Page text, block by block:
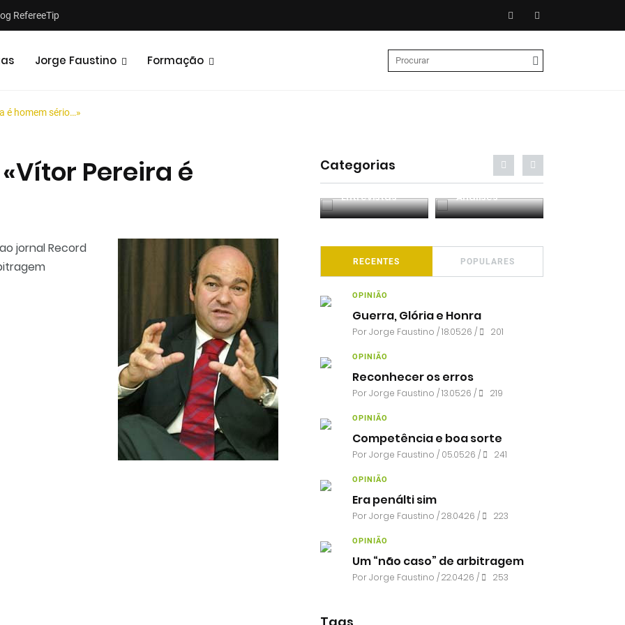
RefereeTip
Jorge Faustino Formação
é homem sério…»
Pereira é
jornal Record
Categorias
Entrevistas Análises
RECENTES POPULARES
OPINIÃO
Guerra, Glória e Honra
PorJorge Faustino / 18.05.26 / 201
OPINIÃO
Reconhecer os erros
PorJorge Faustino / 13.05.26 / 219
OPINIÃO
Competência e boa sorte
PorJorge Faustino / 05.05.26 / 241
OPINIÃO
Era penálti sim
PorJorge Faustino / 28.04.26 / 223
OPINIÃO
Um “não caso” de arbitragem
PorJorge Faustino / 22.04.26 / 253